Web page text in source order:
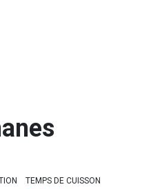
TEMPS DE CUISSON